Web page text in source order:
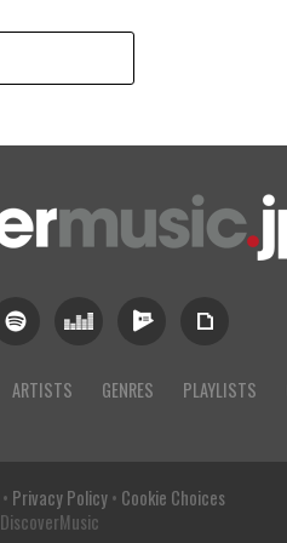
ARTISTS GENRES PLAYLISTS
• Privacy Policy• Cookie Choices